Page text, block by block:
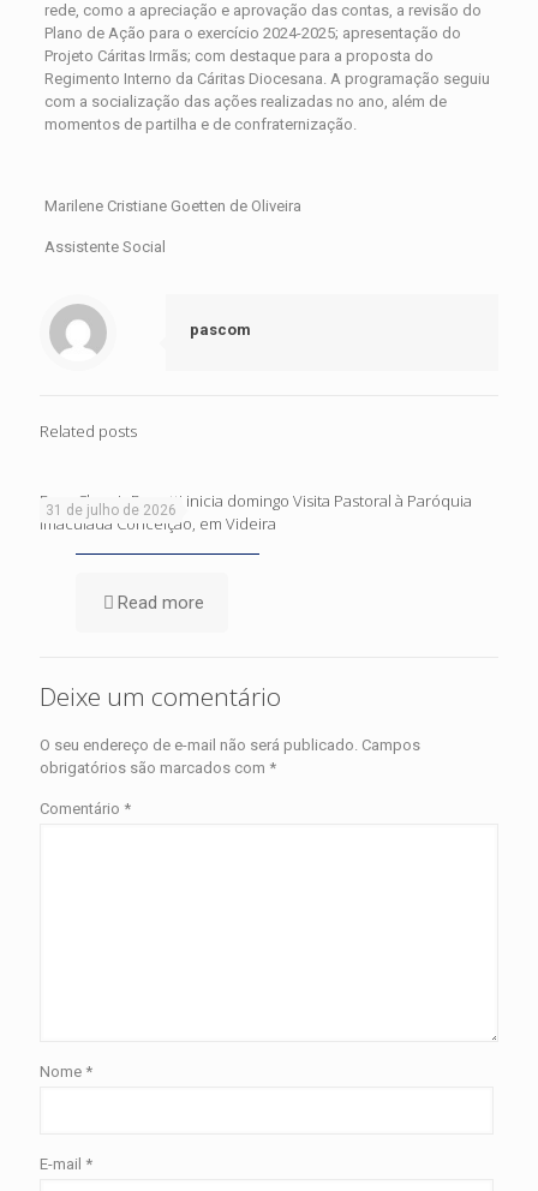
rede, como a apreciação e aprovação das contas, a revisão do
Plano de Ação para o exercício 2024-2025; apresentação do
Projeto Cáritas Irmãs; com destaque para a proposta do
Regimento Interno da Cáritas Diocesana. A programação seguiu
com a socialização das ações realizadas no ano, além de
momentos de partilha e de confraternização.
Marilene Cristiane Goetten de Oliveira
Assistente Social
pascom
Related posts
31 de julho de 2026
Dom Cleocir Bonetti inicia domingo Visita Pastoral à Paróquia
Imaculada Conceição, em Videira
Read more
Deixe um comentário
O seu endereço de e-mail não será publicado. Campos
obrigatórios são marcados com *
Comentário *
Nome *
E-mail *